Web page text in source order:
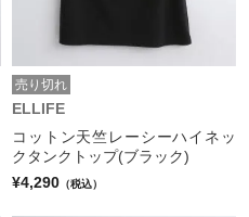
売り切れ
ELLIFE
コットン天竺レーシーハイネッ
クタンクトップ(ブラック)
¥4,290 （税込）